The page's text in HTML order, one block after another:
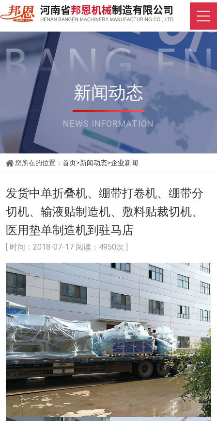
新闻动态
NEWS INFORMATION
您所在的位置： 首页>新闻动态>企业新闻
发货中单折叠机、绷带打卷机、绷带分
切机、输液贴制造机、敷料贴裁切机、
医用垫单制造机到驻马店
[ 时间：2018-07-17 阅读：4950次 ]